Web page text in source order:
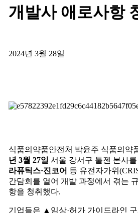
개발사 애로사항
2024년 3월 28일
식품의약품안전처 박윤주 식품의약
년 3월 27일 서울 강서구 툴젠 본사
라퓨틱스·진코어 등 유전자가위
간담회를 열어 개발 과정에서 겪는
항을 청취했다.
기업들은 ▲임상·허가 가이드라인